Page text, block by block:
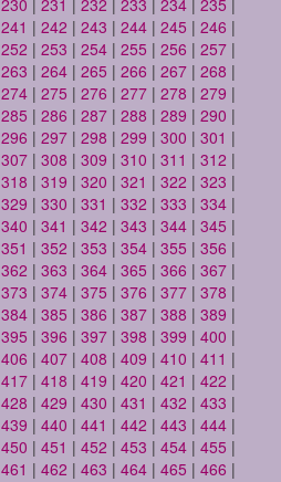
230 | 231 | 232 | 233 | 234 | 235 |
241 | 242 | 243 | 244 | 245 | 246 |
252 | 253 | 254 | 255 | 256 | 257 |
263 | 264 | 265 | 266 | 267 | 268 |
274 | 275 | 276 | 277 | 278 | 279 |
285 | 286 | 287 | 288 | 289 | 290 |
296 | 297 | 298 | 299 | 300 | 301 |
307 | 308 | 309 | 310 | 311 | 312 |
318 | 319 | 320 | 321 | 322 | 323 |
329 | 330 | 331 | 332 | 333 | 334 |
340 | 341 | 342 | 343 | 344 | 345 |
351 | 352 | 353 | 354 | 355 | 356 |
362 | 363 | 364 | 365 | 366 | 367 |
373 | 374 | 375 | 376 | 377 | 378 |
384 | 385 | 386 | 387 | 388 | 389 |
395 | 396 | 397 | 398 | 399 | 400 |
406 | 407 | 408 | 409 | 410 | 411 |
417 | 418 | 419 | 420 | 421 | 422 |
428 | 429 | 430 | 431 | 432 | 433 |
439 | 440 | 441 | 442 | 443 | 444 |
450 | 451 | 452 | 453 | 454 | 455 |
461 | 462 | 463 | 464 | 465 | 466 |